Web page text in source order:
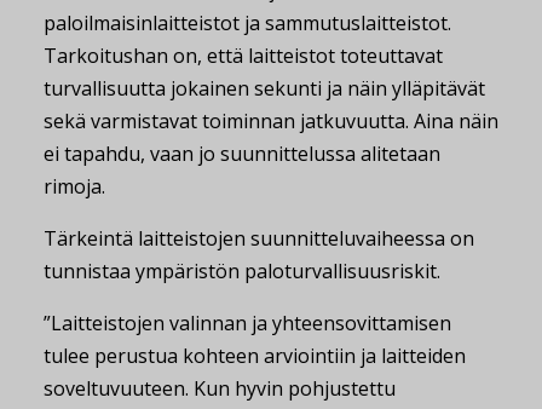
paloilmaisinlaitteistot ja sammutuslaitteistot.
Tarkoitushan on, että laitteistot toteuttavat
turvallisuutta jokainen sekunti ja näin ylläpitävät
sekä varmistavat toiminnan jatkuvuutta. Aina näin
ei tapahdu, vaan jo suunnittelussa alitetaan
rimoja.
Tärkeintä laitteistojen suunnitteluvaiheessa on
tunnistaa ympäristön paloturvallisuusriskit.
”Laitteistojen valinnan ja yhteensovittamisen
tulee perustua kohteen arviointiin ja laitteiden
soveltuvuuteen. Kun hyvin pohjustettu